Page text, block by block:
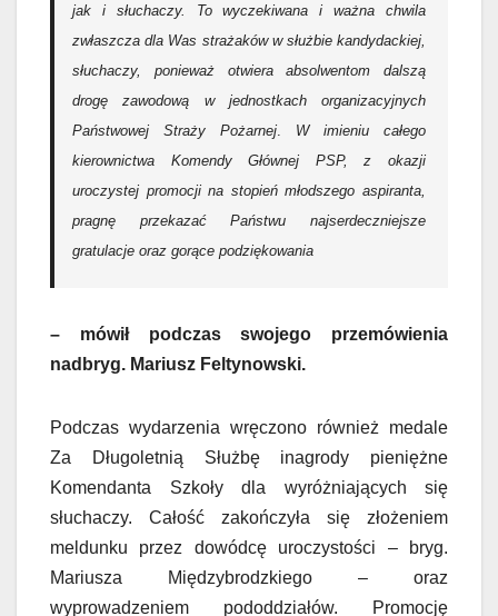
jak i słuchaczy. To wyczekiwana i ważna chwila
zwłaszcza dla Was strażaków w służbie kandydackiej,
słuchaczy, ponieważ otwiera absolwentom dalszą
drogę zawodową w jednostkach organizacyjnych
Państwowej Straży Pożarnej
W imieniu całego
kierownictwa Komendy Głównej PSP, z okazji
uroczystej promocji na stopień młodszego aspiranta,
pragnę przekazać Państwu najserdeczniejsze
gratulacje oraz gorące podziękowania
– mówił podczas swojego przemówienia
nadbryg. Mariusz Feltynowski.
Podczas wydarzenia wręczono również medale
Za Długoletnią Służbę inagrody pieniężne
Komendanta Szkoły dla wyróżniających się
słuchaczy. Całość zakończyła się złożeniem
meldunku przez dowódcę uroczystości – bryg.
Mariusza Międzybrodzkiego – oraz
wyprowadzeniem pododdziałów. Promocję